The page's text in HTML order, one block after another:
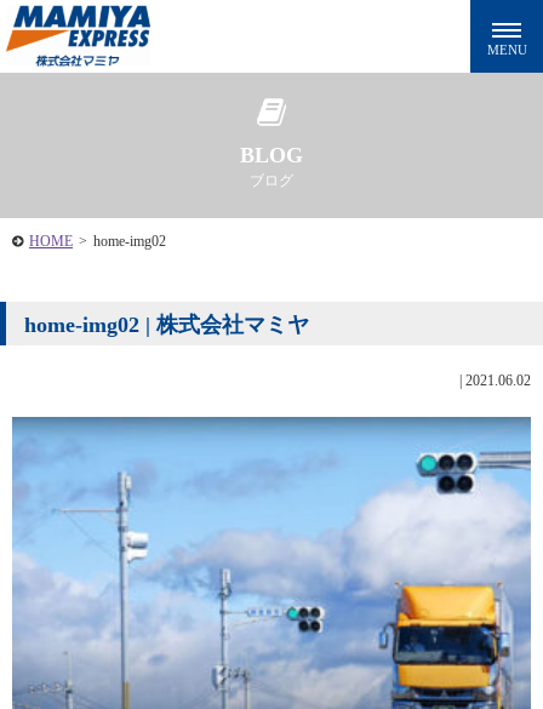
BLOG
ブログ
HOME > home-img02
home-img02 | 株式会社マミヤ
2021.06.02